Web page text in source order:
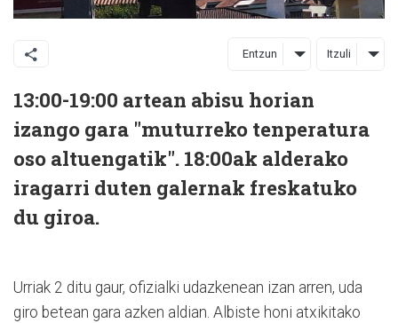
Entzun Itzuli
13:00-19:00 artean abisu horian
izango gara "muturreko tenperatura
oso altuengatik". 18:00ak alderako
iragarri duten galernak freskatuko
du giroa.
Urriak 2 ditu gaur, ofizialki udazkenean izan arren, uda
giro betean gara azken aldian. Albiste honi atxikitako